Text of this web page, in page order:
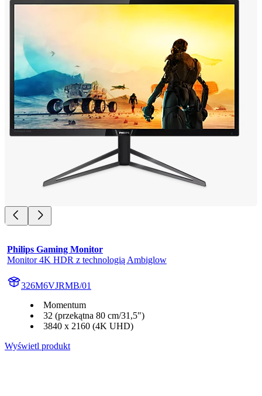
Philips Gaming Monitor
Monitor 4K HDR z technologią Ambiglow
326M6VJRMB/01
Momentum
32 (przekątna 80 cm/31,5")
3840 x 2160 (4K UHD)
Wyświetl produkt